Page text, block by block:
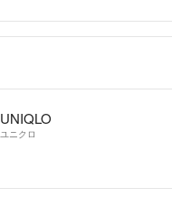
UNIQLO
ユニクロ